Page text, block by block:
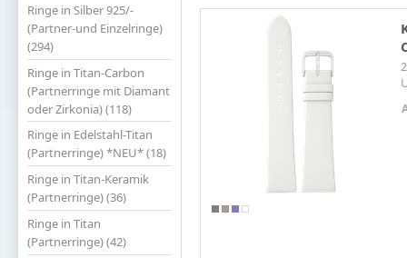
Ringe in Silber 925/-
(Partner-und Einzelringe)
(294)
Ringe in Titan-Carbon
(Partnerringe mit Diamant
oder Zirkonia) (118)
Ringe in Edelstahl-Titan
(Partnerringe) *NEU* (18)
Ringe in Titan-Keramik
(Partnerringe) (36)
Ringe in Titan
(Partnerringe) (42)